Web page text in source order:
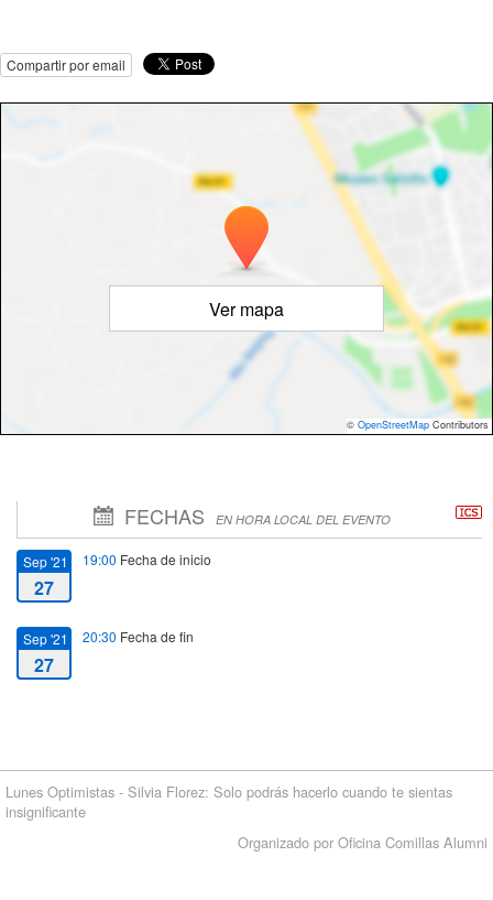
Compartir por email
Ver mapa
© OpenStreetMap Contributors
FECHAS EN HORA LOCAL DEL EVENTO
Sep '21
27
19:00 Fecha de inicio
Sep '21
27
20:30 Fecha de fin
Lunes Optimistas - Silvia Florez: Solo podrás hacerlo cuando te sientas
insignificante
Organizado por Oficina Comillas Alumni